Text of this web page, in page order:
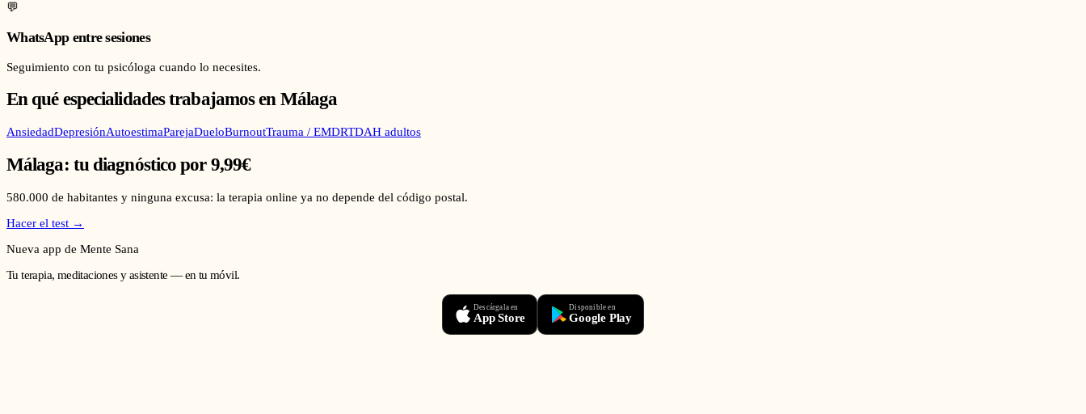
💬
WhatsApp entre sesiones
Seguimiento con tu psicóloga cuando lo necesites.
En qué especialidades trabajamos en Málaga
AnsiedadDepresiónAutoestimaParejaDueloBurnoutTrauma / EMDRTDAH adultos
Málaga: tu diagnóstico por 9,99€
580.000 de habitantes y ninguna excusa: la terapia online ya no depende del código postal.
Hacer el test →
Nueva app de Mente Sana
Tu terapia, meditaciones y asistente — en tu móvil.
Descárgala en
App Store
Disponible en
Google Play